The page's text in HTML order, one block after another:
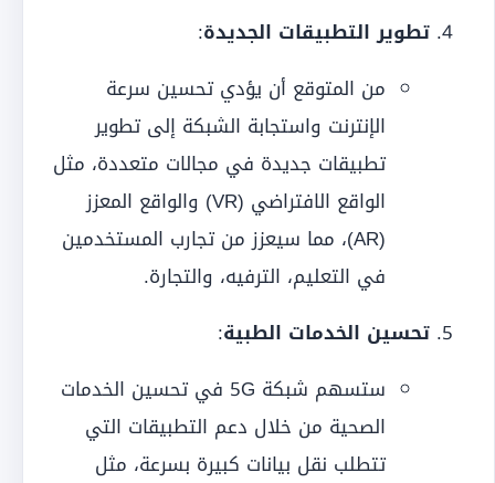
تطوير التطبيقات الجديدة:
من المتوقع أن يؤدي تحسين سرعة
الإنترنت واستجابة الشبكة إلى تطوير
تطبيقات جديدة في مجالات متعددة، مثل
الواقع الافتراضي (VR) والواقع المعزز
(AR)، مما سيعزز من تجارب المستخدمين
في التعليم، الترفيه، والتجارة.
تحسين الخدمات الطبية:
ستسهم شبكة 5G في تحسين الخدمات
الصحية من خلال دعم التطبيقات التي
تتطلب نقل بيانات كبيرة بسرعة، مثل